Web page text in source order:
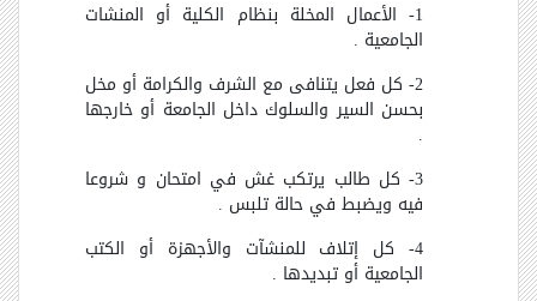
1- الأعمال المخلة بنظام الكلية أو المنشات
الجامعية .
2- كل فعل يتنافى مع الشرف والكرامة أو مخل
بحسن السير والسلوك داخل الجامعة أو خارجها
.
3- كل طالب يرتكب غش في امتحان و شروعا
فيه ويضبط في حالة تلبس .
4- كل إتلاف للمنشآت والأجهزة أو الكتب
الجامعية أو تبديدها .